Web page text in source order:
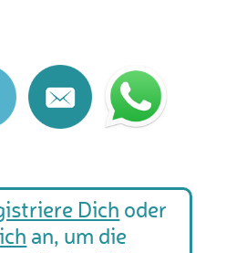
Dich oder
an, um die